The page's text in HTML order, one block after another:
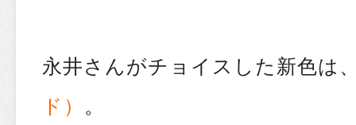
永井さんがチョイスした新色は
ド） 。